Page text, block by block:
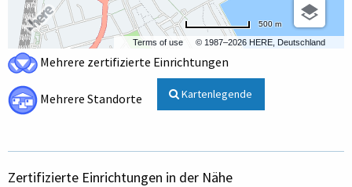
Terms of use © 1987–2026 HERE, Deutschland
500 m
Mehrere zertifizierte Einrichtungen
Mehrere Standorte Kartenlegende
Zertifizierte Einrichtungen in der Nähe